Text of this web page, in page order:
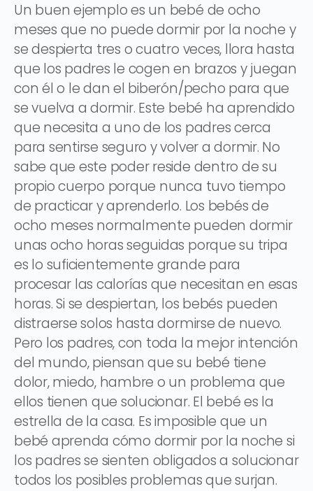
Un buen ejemplo es un bebé de ocho
meses que no puede dormir por la noche y
se despierta tres o cuatro veces, llora hasta
que los padres le cogen en brazos y juegan
con él o le dan el biberón/pecho para que
se vuelva a dormir. Este bebé ha aprendido
que necesita a uno de los padres cerca
para sentirse seguro y volver a dormir. No
sabe que este poder reside dentro de su
propio cuerpo porque nunca tuvo tiempo
de practicar y aprenderlo. Los bebés de
ocho meses normalmente pueden dormir
unas ocho horas seguidas porque su tripa
es lo suficientemente grande para
procesar las calorías que necesitan en esas
horas. Si se despiertan, los bebés pueden
distraerse solos hasta dormirse de nuevo.
Pero los padres, con toda la mejor intención
del mundo, piensan que su bebé tiene
dolor, miedo, hambre o un problema que
ellos tienen que solucionar. El bebé es la
estrella de la casa. Es imposible que un
bebé aprenda cómo dormir por la noche si
los padres se sienten obligados a solucionar
todos los posibles problemas que surjan.